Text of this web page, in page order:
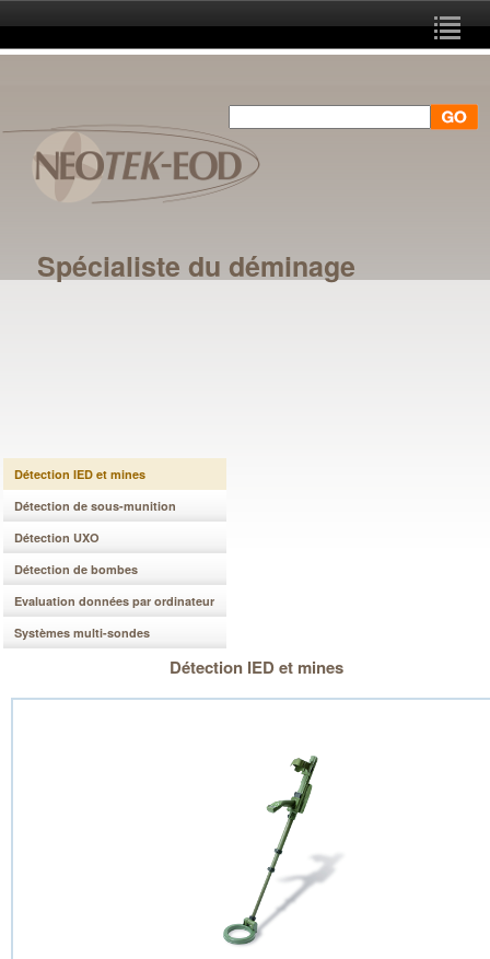
Spécialiste du déminage
Détection IED et mines
Détection de sous-munition
Détection UXO
Détection de bombes
Evaluation données par ordinateur
Systèmes multi-sondes
Détection IED et mines